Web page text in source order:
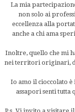
La mia
non solo ai
eccellenza alla
anche a chi ama
Inoltre, quello che mi
nei territori originari,
Io amo il cioccolato
assapori senti tutta